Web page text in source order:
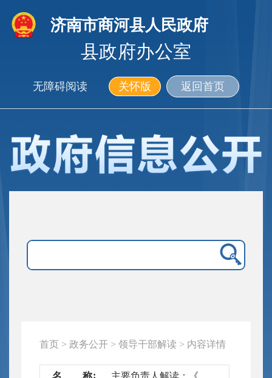
济南市商河县人民政府
县政府办公室
无障碍阅读 关怀版 返回首页
首页 > 政务公开 > 领导干部解读 > 内容详情
名 称 主要负责人解读：《商河县人民政府关于扎实推进“高效办成一件事”进一步深化 “在商河·合心办”改革的实施意见》